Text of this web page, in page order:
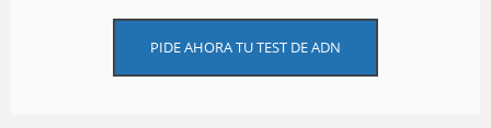
PIDE AHORA TU TEST DE ADN